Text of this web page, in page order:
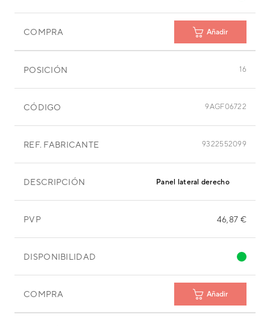
COMPRA Añadir
POSICIÓN 16
CÓDIGO 9AGF06722
REF. FABRICANTE 9322552099
DESCRIPCIÓN Panel lateral derecho
PVP 46,87 €
DISPONIBILIDAD
COMPRA Añadir